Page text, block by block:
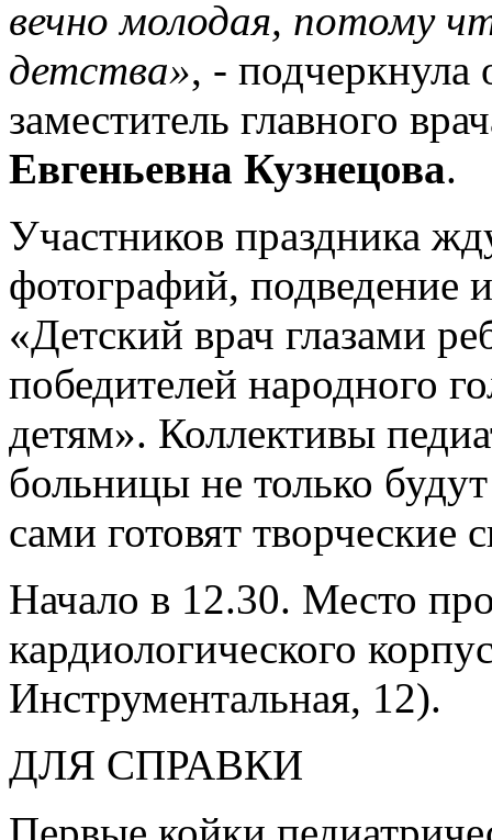
вечно молодая, потому
детства», - подчеркнула
заместитель главного
Евгеньевна Кузнецова.
Участников праздника
фотографий, подведение
«Детский врач глазами
победителей народного
детям». Коллективы
больницы не только
сами готовят творческие
Начало в 12.30. Место
кардиологического
Инструментальная, 12).
ДЛЯ СПРАВКИ